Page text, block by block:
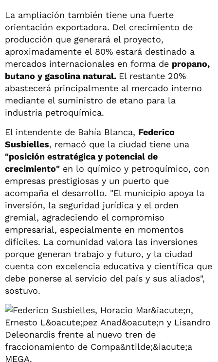
La ampliación también tiene una fuerte
orientación exportadora. Del crecimiento de
producción que generará el proyecto,
aproximadamente el 80% estará destinado a
mercados internacionales en forma de propano,
butano y gasolina natural. El restante 20%
abastecerá principalmente al mercado interno
mediante el suministro de etano para la
industria petroquímica.
El intendente de Bahía Blanca, Federico
Susbielles, remacó que la ciudad tiene una
"posición estratégica y potencial de
crecimiento" en lo químico y petroquímico, con
empresas prestigiosas y un puerto que
acompaña el desarrollo. "El municipio apoya la
inversión, la seguridad jurídica y el orden
gremial, agradeciendo el compromiso
empresarial, especialmente en momentos
difíciles. La comunidad valora las inversiones
porque generan trabajo y futuro, y la ciudad
cuenta con excelencia educativa y científica que
debe ponerse al servicio del país y sus aliados",
sostuvo.